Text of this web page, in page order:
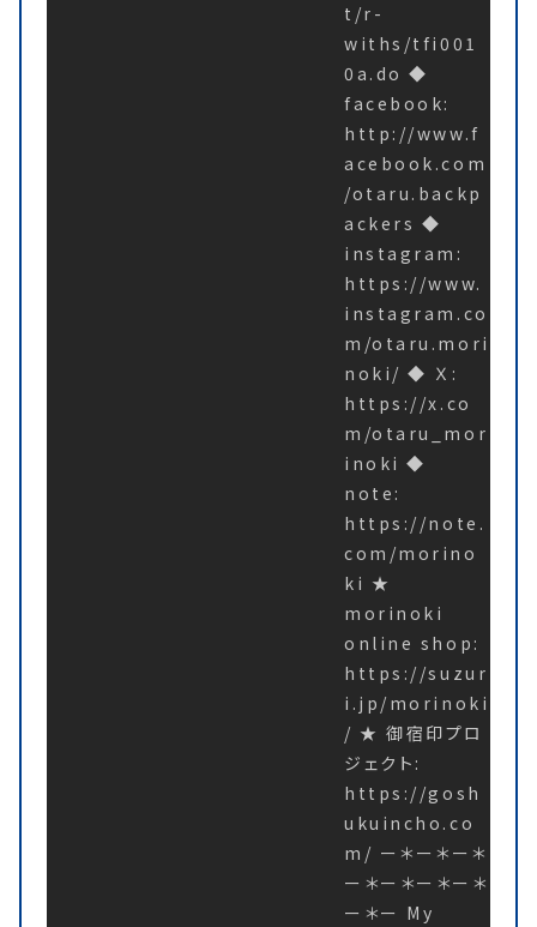
t/r-
withs/tfi001
0a.do ◆
facebook:
http://www.f
acebook.com
/otaru.backp
ackers ◆
instagram:
https://www.
instagram.co
m/otaru.mori
noki/ ◆ Ｘ:
https://x.co
m/otaru_mor
inoki ◆
note:
https://note.
com/morino
ki ★
morinoki
online shop:
https://suzur
i.jp/morinoki
/ ★ 御宿印プロ
ジェクト:
https://gosh
ukuincho.co
m/ ー＊ー＊ー＊
ー＊ー＊ー＊ー＊
ー＊ー My